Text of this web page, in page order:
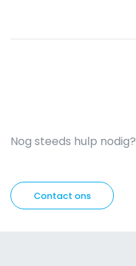
Nog steeds hulp nodig?
Contact ons